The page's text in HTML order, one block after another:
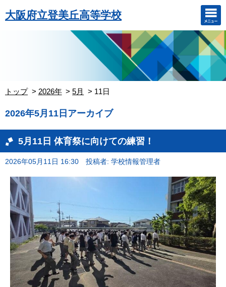
大阪府立登美丘高等学校
トップ 2026年 5月 11日
2026年5月11日アーカイブ
5月11日 体育祭に向けての練習！
2026年05月11日 16:30 投稿者: 学校情報管理者